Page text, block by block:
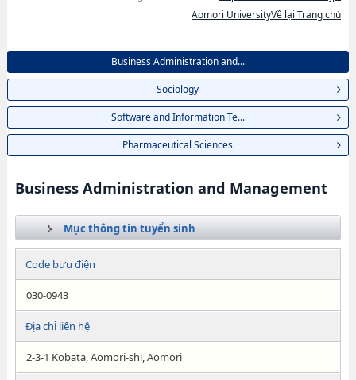
Aomori UniversityVề lại Trang chủ
Business Administration and...
Sociology
Software and Information Te...
Pharmaceutical Sciences
Business Administration and Management
Mục thông tin tuyển sinh
Code bưu điện
030-0943
Địa chỉ liên hệ
2-3-1 Kobata, Aomori-shi, Aomori